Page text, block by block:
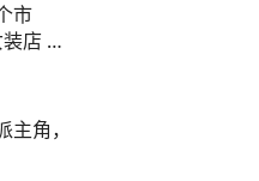
市
店 #
角，